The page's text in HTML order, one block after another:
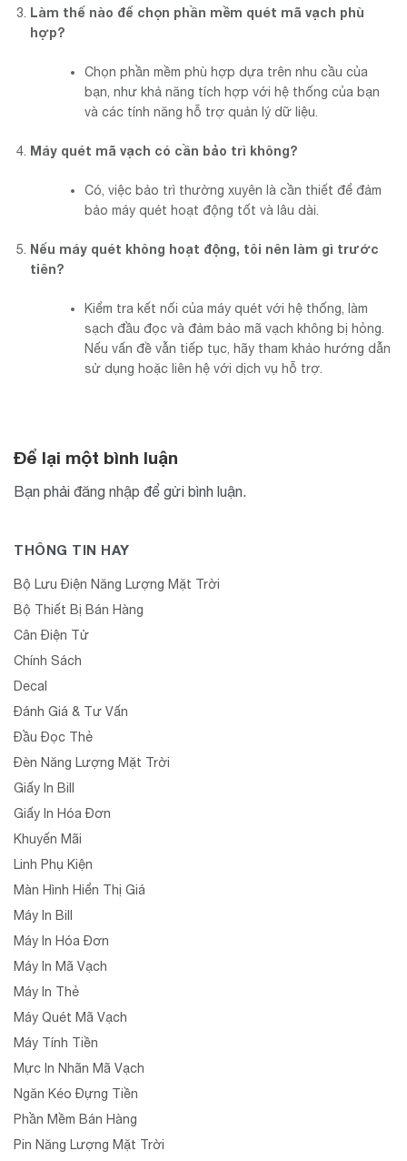
Làm thế nào để chọn phần mềm quét mã vạch phù
hợp?
Chọn phần mềm phù hợp dựa trên nhu cầu của
bạn, như khả năng tích hợp với hệ thống của bạn
và các tính năng hỗ trợ quản lý dữ liệu.
Máy quét mã vạch có cần bảo trì không?
Có, việc bảo trì thường xuyên là cần thiết để đảm
bảo máy quét hoạt động tốt và lâu dài.
Nếu máy quét không hoạt động, tôi nên làm gì trước
tiên?
Kiểm tra kết nối của máy quét với hệ thống, làm
sạch đầu đọc và đảm bảo mã vạch không bị hỏng.
Nếu vấn đề vẫn tiếp tục, hãy tham khảo hướng dẫn
sử dụng hoặc liên hệ với dịch vụ hỗ trợ.
Để lại một bình luận
Bạn phải đăng nhập để gửi bình luận.
THÔNG TIN HAY
Bộ Lưu Điện Năng Lượng Mặt Trời
Bộ Thiết Bị Bán Hàng
Cân Điện Tử
Chính Sách
Decal
Đánh Giá & Tư Vấn
Đầu Đọc Thẻ
Đèn Năng Lượng Mặt Trời
Giấy In Bill
Giấy In Hóa Đơn
Khuyến Mãi
Linh Phụ Kiện
Màn Hình Hiển Thị Giá
Máy In Bill
Máy In Hóa Đơn
Máy In Mã Vạch
Máy In Thẻ
Máy Quét Mã Vạch
Máy Tính Tiền
Mực In Nhãn Mã Vạch
Ngăn Kéo Đựng Tiền
Phần Mềm Bán Hàng
Pin Năng Lượng Mặt Trời